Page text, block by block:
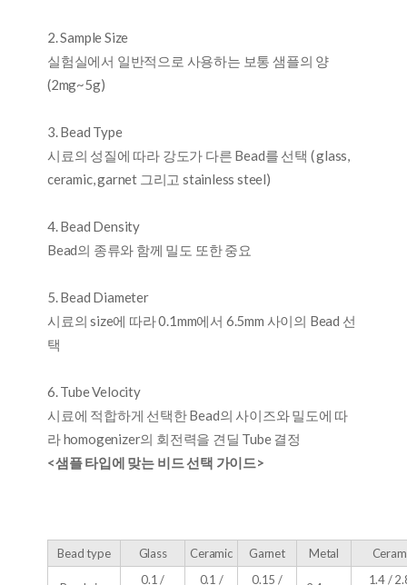
2. Sample Size
실험실에서 일반적으로 사용하는 보통 샘플의 양
(2mg~5g)
3. Bead Type
시료의 성질에 따라 강도가 다른 Bead를 선택 ( glass,
ceramic, garnet 그리고 stainless steel)
4. Bead Density
Bead의 종류와 함께 밀도 또한 중요
5. Bead Diameter
시료의 size에 따라 0.1mm에서 6.5mm 사이의 Bead 선
택
6. Tube Velocity
시료에 적합하게 선택한 Bead의 사이즈와 밀도에 따
라 homogenizer의 회전력을 견딜 Tube 결정
<샘플 타입에 맞는 비드선택 가이드>
Bead type Glass Ceramic Garnet Metal
0.1 /
0.1 /
0.15 /
1.4 /